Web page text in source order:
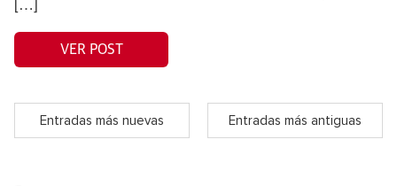
VER POST
Entradas más nuevas Entradas más antiguas